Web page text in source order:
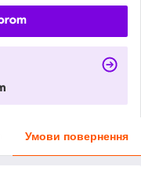
Умови повернення